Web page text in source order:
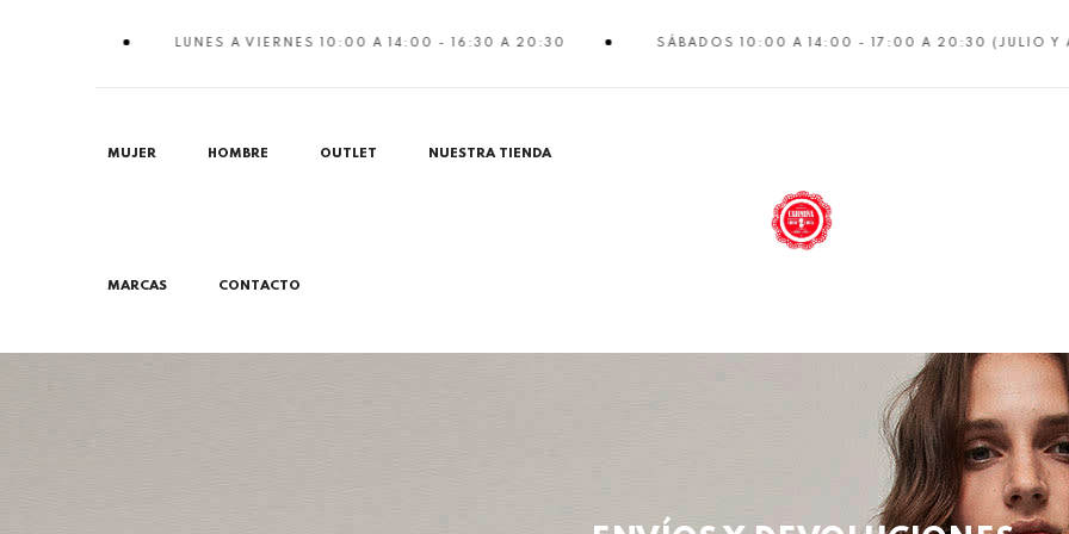
LUNES A VIERNES 10:00 A 14:00 - 16:30 A 20:30 SÁBADOS 10:00 A 14:00 - 17:00 A 20:30 (JULIO Y AGOSTO
MUJER HOMBRE OUTLET NUESTRA TIENDA
MARCAS CONTACTO